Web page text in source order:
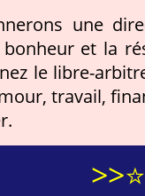
une
et la
le libre-
travail,